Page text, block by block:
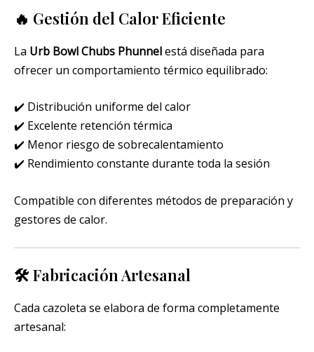
🔥 Gestión del Calor Eficiente
La Urb Bowl Chubs Phunnelestá diseñada para
ofrecer un comportamiento térmico equilibrado:
✔️ Distribución uniforme del calor
✔️ Excelente retención térmica
✔️ Menor riesgo de sobrecalentamiento
✔️ Rendimiento constante durante toda la sesión
Compatible con diferentes métodos de preparación y
gestores de calor.
🛠️ Fabricación Artesanal
Cada cazoleta se elabora de forma completamente
artesanal: